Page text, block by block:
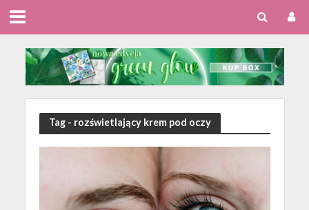
Tag - rozświetlający krem pod oczy